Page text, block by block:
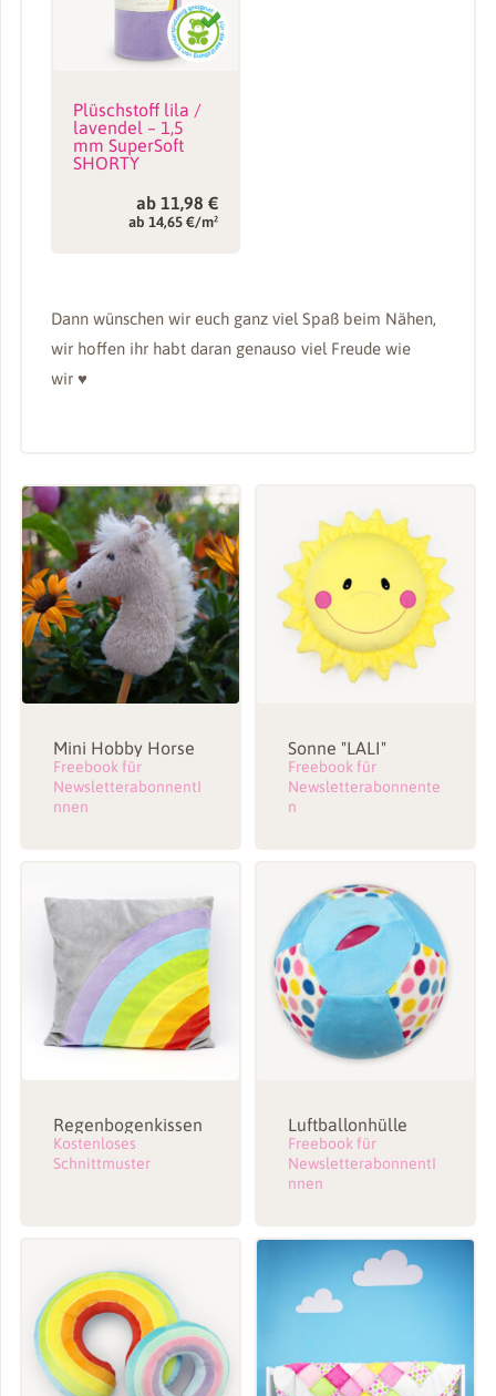
Plüschstoff lila /
lavendel – 1,5
mm SuperSoft
SHORTY
ab 11,98 €
ab 14,65 €/m²
Dann wünschen wir euch ganz viel Spaß beim Nähen,
wir hoffen ihr habt daran genauso viel Freude wie
wir ♥
Mini Hobby Horse
Freebook für
NewsletterabonnentI
nnen
Sonne "LALI"
Freebook für
Newsletterabonnente
n
Regenbogenkissen
Kostenloses
Schnittmuster
Luftballonhülle
Freebook für
NewsletterabonnentI
nnen